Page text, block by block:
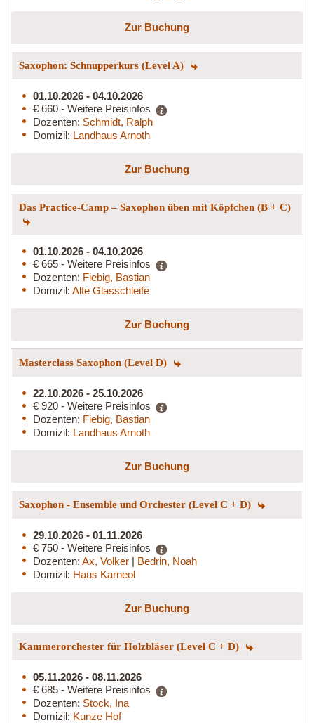
Zur Buchung
Saxophon: Schnupperkurs (Level A)
01.10.2026 - 04.10.2026
€ 660 - Weitere Preisinfos
Dozenten: Schmidt, Ralph
Domizil: Landhaus Arnoth
Zur Buchung
Das Practice-Camp – Saxophon üben mit Köpfchen (B + C)
01.10.2026 - 04.10.2026
€ 665 - Weitere Preisinfos
Dozenten: Fiebig, Bastian
Domizil: Alte Glasschleife
Zur Buchung
Masterclass Saxophon (Level D)
22.10.2026 - 25.10.2026
€ 920 - Weitere Preisinfos
Dozenten: Fiebig, Bastian
Domizil: Landhaus Arnoth
Zur Buchung
Saxophon - Ensemble und Orchester (Level C + D)
29.10.2026 - 01.11.2026
€ 750 - Weitere Preisinfos
Dozenten: Ax, Volker | Bedrin, Noah
Domizil: Haus Karneol
Zur Buchung
Kammerorchester für Holzbläser (Level C + D)
05.11.2026 - 08.11.2026
€ 685 - Weitere Preisinfos
Dozenten: Stock, Ina
Domizil: Kunze Hof